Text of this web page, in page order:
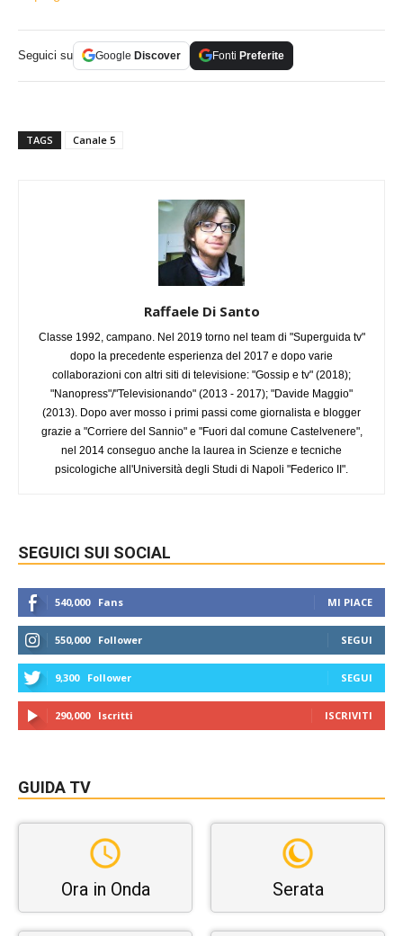
Seguici su Google Discover Fonti Preferite
TAGS Canale 5
Raffaele Di Santo
Classe 1992, campano. Nel 2019 torno nel team di "Superguida tv"
dopo la precedente esperienza del 2017 e dopo varie
collaborazioni con altri siti di televisione: "Gossip e tv" (2018);
"Nanopress"/"Televisionando" (2013 - 2017); "Davide Maggio"
(2013). Dopo aver mosso i primi passi come giornalista e blogger
grazie a "Corriere del Sannio" e "Fuori dal comune Castelvenere",
nel 2014 conseguo anche la laurea in Scienze e tecniche
psicologiche all'Università degli Studi di Napoli "Federico II".
SEGUICI SUI SOCIAL
540,000 Fans MI PIACE
550,000 Follower SEGUI
9,300 Follower SEGUI
290,000 Iscritti ISCRIVITI
GUIDA TV
Ora in Onda Serata